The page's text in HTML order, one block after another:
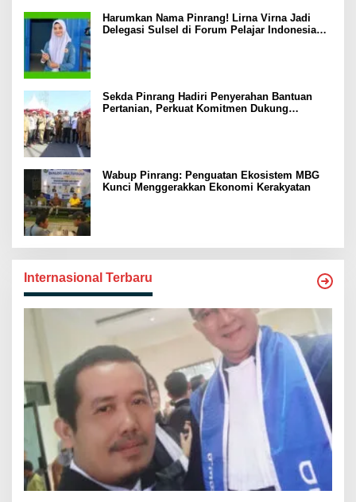
Harumkan Nama Pinrang! Lirna Virna Jadi
Delegasi Sulsel di Forum Pelajar Indonesia
Sekda Pinrang Hadiri Penyerahan Bantuan
Pertanian, Perkuat Komitmen Dukung
Wabup Pinrang: Penguatan Ekosistem MBG
Kunci Menggerakkan Ekonomi Kerakyatan
Internasional Terbaru